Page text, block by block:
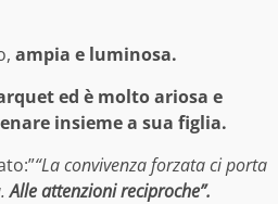
ampia e luminosa.
ed è molto ariosa e
insieme a sua figlia.
“La convivenza forzata ci porta
Alle attenzioni reciproche”.